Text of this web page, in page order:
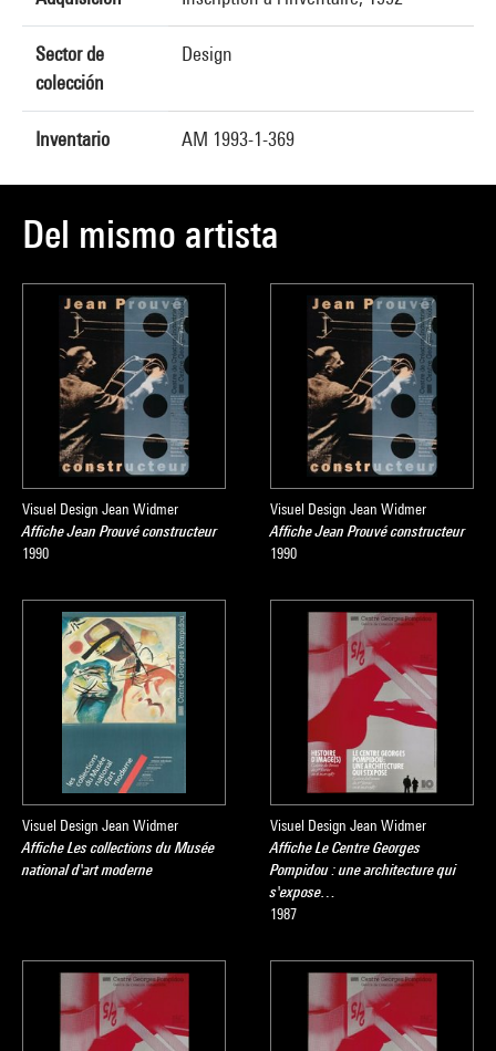
Sector de
colección
Design
Inventario AM 1993-1-369
Del mismo artista
Visuel Design Jean Widmer
Affiche Jean Prouvé constructeur
1990
Visuel Design Jean Widmer
Affiche Jean Prouvé constructeur
1990
Visuel Design Jean Widmer
Affiche Les collections du Musée
national d'art moderne
Visuel Design Jean Widmer
Affiche Le Centre Georges
Pompidou : une architecture qui
s'expose…
1987